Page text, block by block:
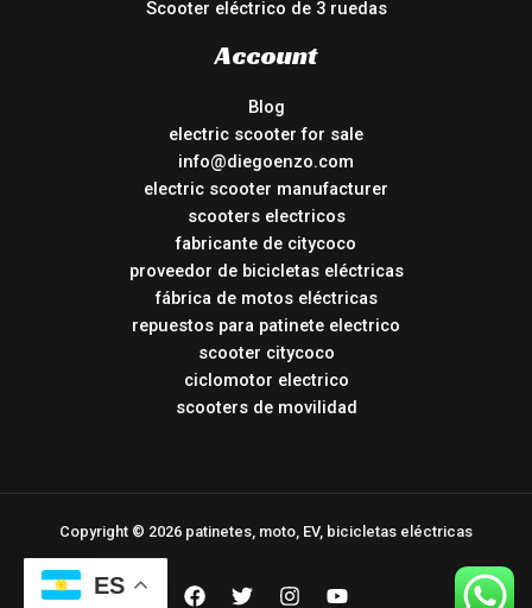
Scooter eléctrico de 3 ruedas
Account
Blog
electric scooter for sale
info@diegoenzo.com
electric scooter manufacturer
scooters electricos
fabricante de citycoco
proveedor de bicicletas eléctricas
fábrica de motos eléctricas
repuestos para patinete electrico
scooter citycoco
ciclomotor electrico
scooters de movilidad
Copyright © 2026 patinetes, moto, EV, bicicletas eléctricas
ES